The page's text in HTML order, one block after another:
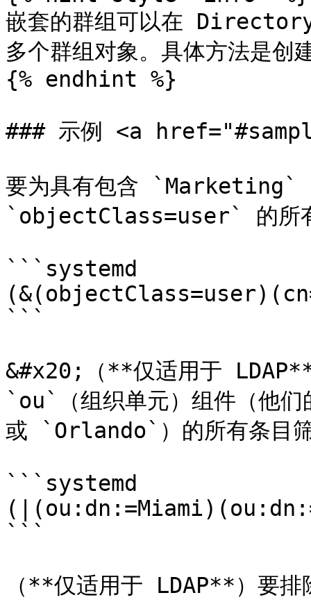
嵌套的群组可以在
多个群组对象。具体方法是创
{% endhint %}
### 示例 <a
要为具有包含 `Marketing`
`objectClass=user` 的所
```systemd
```
&#x20;（**仅适用于
`ou`（组织单元）组件（他
或 `Orlando`）的所有条目
```systemd
```
（**仅适用于 LDAP**）要排